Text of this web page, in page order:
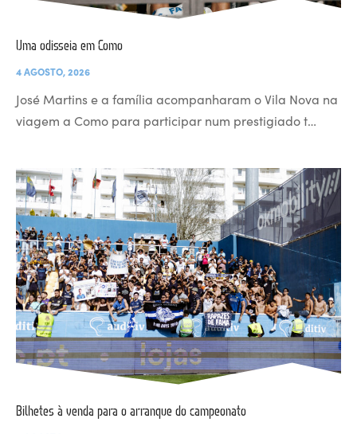
Uma odisseia em Como
4 AGOSTO, 2026
José Martins e a família acompanharam o Vila Nova na
viagem a Como para participar num prestigiado t…
Bilhetes à venda para o arranque do campeonato